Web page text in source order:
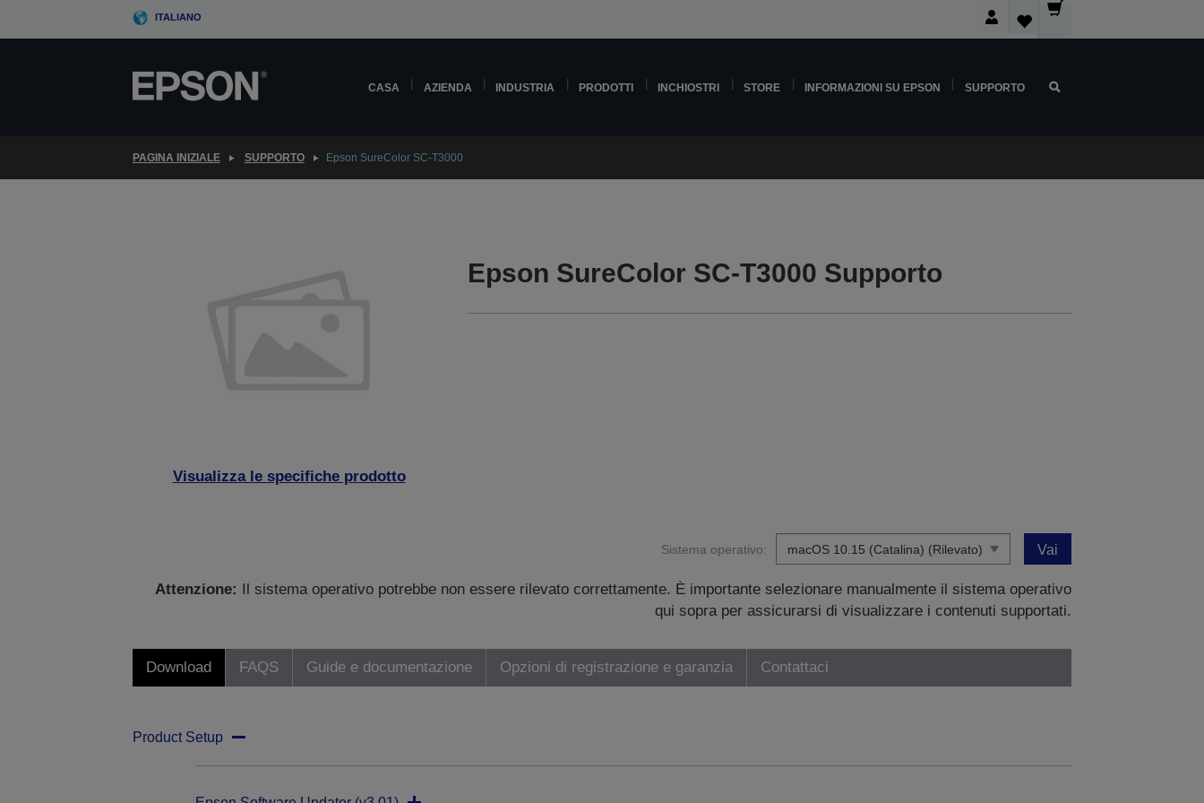
ITALIANO
CASA AZIENDA INDUSTRIA PRODOTTI INCHIOSTRI STORE INFORMAZIONI SU EPSON SUPPORTO
PAGINA INIZIALE SUPPORTO Epson SureColor SC-T3000
Visualizza le specifiche prodotto
Epson SureColor SC-T3000 Supporto
Sistema operativo: Vai
Attenzione:
Il sistema operativo potrebbe non essere rilevato correttamente. È importante selezionare manualmente il sistema operativo
qui sopra per assicurarsi di visualizzare i contenuti supportati.
Download FAQS Guide e documentazione Opzioni di registrazione e garanzia Contattaci
Product Setup